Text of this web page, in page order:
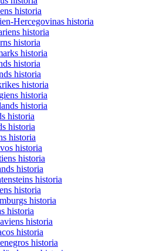
historia
Hercegovinas historia
historia
historia
historia
historia
historia
historia
historia
historia
historia
historia
historia
historia
historia
historia
historia
historia
historia
historia
historia
historia
historia